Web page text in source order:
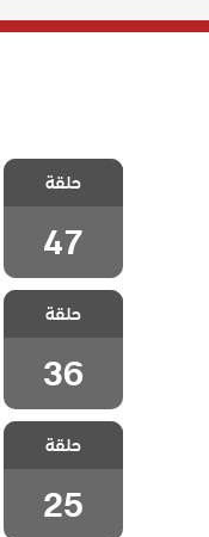
مسلسل حلم
والاخيرة
حلقة
47
مسلسل حلم
اشرف الحلقة 36
حلقة
36
مسلسل حلم
اشرف الحلقة 25
حلقة
25